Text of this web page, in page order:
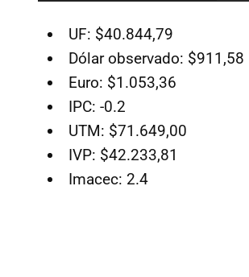
UF: $40.844,79
Dólar observado: $911,58
Euro: $1.053,36
IPC: -0.2
UTM: $71.649,00
IVP: $42.233,81
Imacec: 2.4